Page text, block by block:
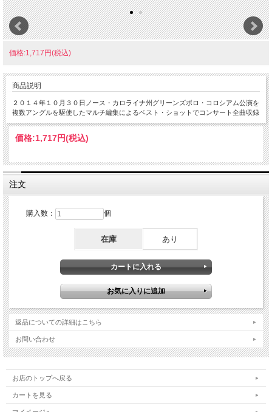
価格:1,717円(税込)
商品説明
２０１４年１０月３０日ノース・カロライナ州グリーンズボロ・コロシアム公演を
複数アングルを駆使したマルチ編集によるベスト・ショットでコンサート全曲収録
価格:1,717円(税込)
注文
購入数： 個
在庫 あり
返品についての詳細はこちら
お問い合わせ
お店のトップへ戻る
カートを見る